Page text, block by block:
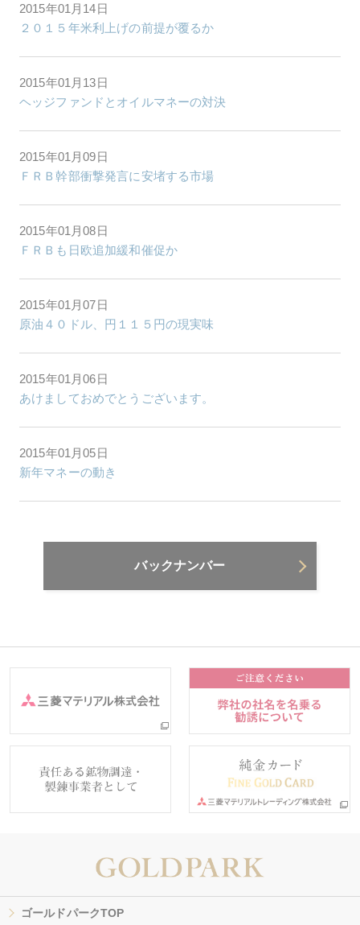
2015年01月14日
２０１５年米利上げの前提が覆るか
2015年01月13日
ヘッジファンドとオイルマネーの対決
2015年01月09日
ＦＲＢ幹部衝撃発言に安堵する市場
2015年01月08日
ＦＲＢも日欧追加緩和催促か
2015年01月07日
原油４０ドル、円１１５円の現実味
2015年01月06日
あけましておめでとうございます。
2015年01月05日
新年マネーの動き
バックナンバー
ゴールドパークTOP